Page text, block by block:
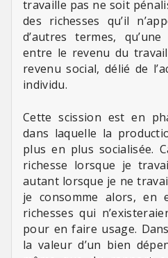
travaille pas ne soit
des richesses qu’il
d’autres termes,
entre le revenu du
revenu social, délié de
individu.
Cette scission est en
dans laquelle la
plus en plus socialisée.
richesse lorsque je
autant lorsque je ne
je consomme alors, en
richesses qui
pour en faire usage.
la valeur d’un bien